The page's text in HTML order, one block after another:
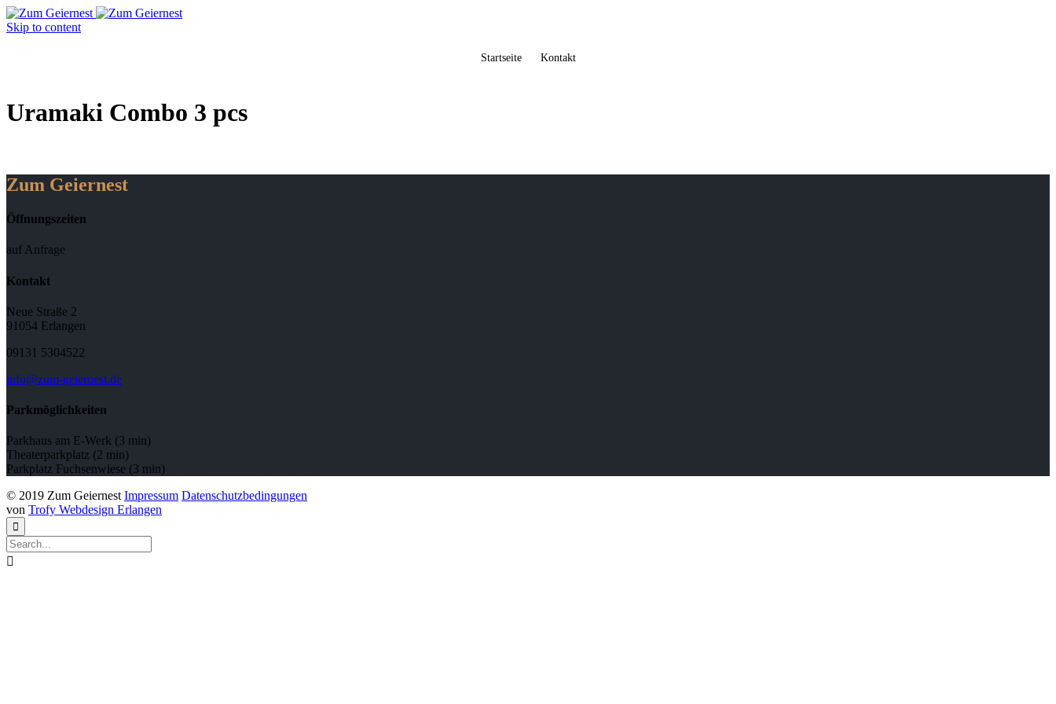
Skip to content
Startseite Kontakt
Uramaki Combo 3 pcs
Zum Geiernest
Öffnungszeiten
auf Anfrage
Kontakt
Neue Straße 2
91054 Erlangen
09131 5304522
info@zum-geiernest.de
Parkmöglichkeiten
Parkhaus am E-Werk (3 min)
Theaterparkplatz (2 min)
Parkplatz Fuchsenwiese (3 min)
© 2019 Zum Geiernest Impressum Datenschutzbedingungen
von Trofy Webdesign Erlangen

